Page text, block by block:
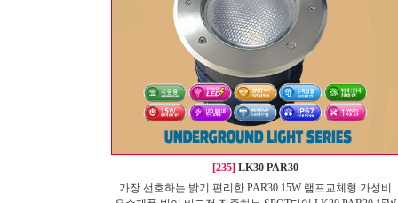
[235] LK30 PAR30
가장 선호하는 밝기 편리한 PAR30 15W 램프교체형 가성비